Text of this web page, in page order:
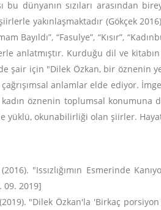
bu dünyanın sızıları arasından
yakınlaşmaktadır (Gökçek
Bayıldı”, “Fasulye”, “Kısır”,
anlatmıştır. Kurduğu dil ve
şair için "Dilek Özkan, bir öznenin
anlamlar elde ediyor.
kadın öznenin toplumsal konumuna
yüklü, okunabilirliği olan şiirler.
"Issızlığımın Esmerinde
09. 2019]
"Dilek Özkan'la 'Birkaç